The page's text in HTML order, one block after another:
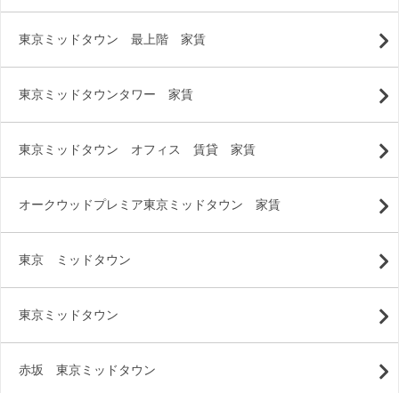
東京ミッドタウン 最上階 家賃
東京ミッドタウンタワー 家賃
東京ミッドタウン オフィス 賃貸 家賃
オークウッドプレミア東京ミッドタウン 家賃
東京 ミッドタウン
東京ミッドタウン
赤坂 東京ミッドタウン